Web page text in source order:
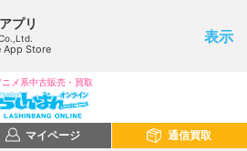
プリ
App Store
表示
ニメ系中古販売・買取
マイページ 通信買取